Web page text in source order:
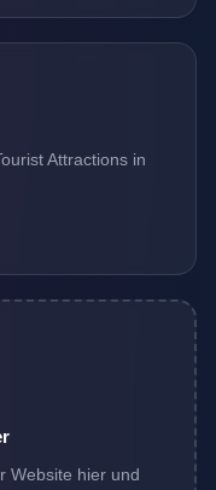
Attractions in
Website hier und